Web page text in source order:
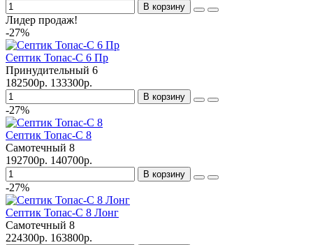
В корзину
Лидер продаж!
-27%
Септик Топас-С 6 Пр
Принудительный 6
182500р. 133300р.
В корзину
-27%
Септик Топас-С 8
Самотечный 8
192700р. 140700р.
В корзину
-27%
Септик Топас-С 8 Лонг
Самотечный 8
224300р. 163800р.